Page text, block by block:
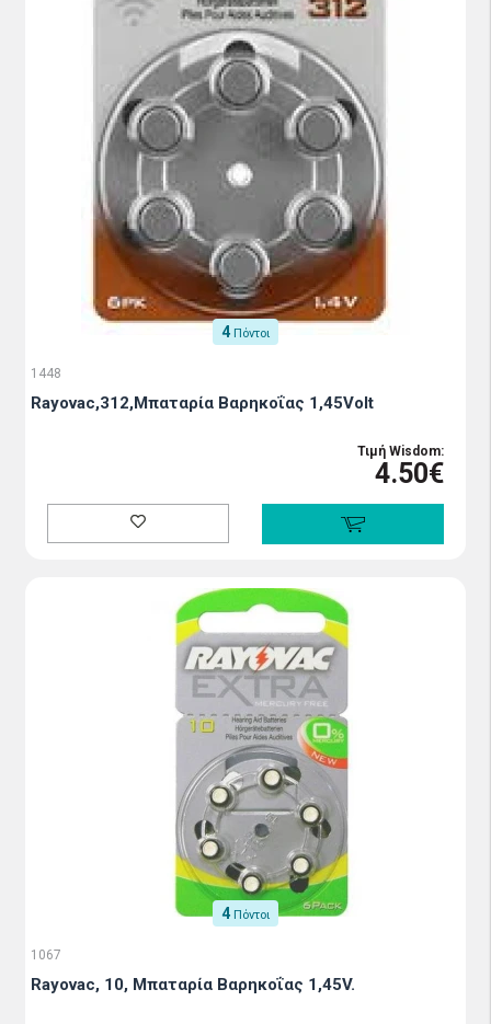
4 Πόντοι
1448
Rayovac,312,Μπαταρία Βαρηκοΐας 1,45Volt
Τιμή Wisdom:
4.50€
4 Πόντοι
1067
Rayovac, 10, Μπαταρία Βαρηκοΐας 1,45V.